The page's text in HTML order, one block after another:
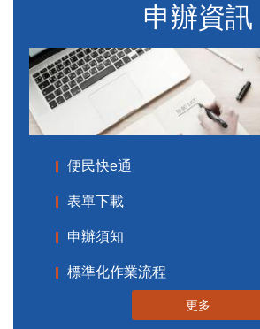
申辦資訊
便民快e通
表單下載
申辦須知
標準化作業流程
更多